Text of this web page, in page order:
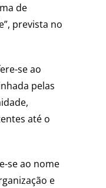
de
prevista no
se ao
pelas
até o
se ao nome
e